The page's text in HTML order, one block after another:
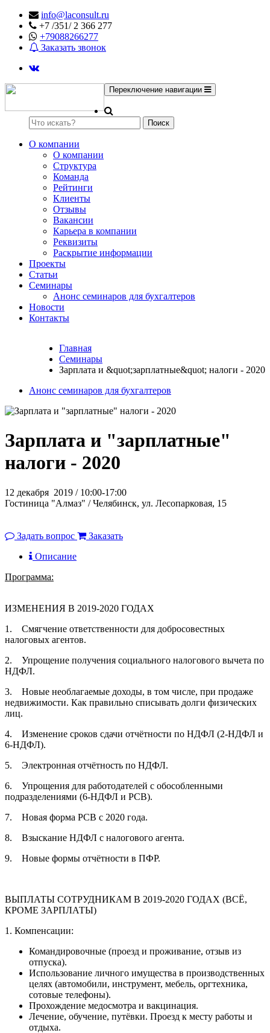
info@laconsult.ru
+7 /351/ 2 366 277
+79088266277
Заказать звонок
Переключение навигации
Поиск
О компании
О компании
Структура
Команда
Рейтинги
Клиенты
Отзывы
Вакансии
Карьера в компании
Реквизиты
Раскрытие информации
Проекты
Статьи
Семинары
Анонс семинаров для бухгалтеров
Новости
Контакты
Главная
Семинары
Зарплата и &quot;зарплатные&quot; налоги - 2020
Анонс семинаров для бухгалтеров
Зарплата и "зарплатные"
налоги - 2020
12 декабря 2019 / 10:00-17:00
Гостиница "Алмаз" / Челябинск, ул. Лесопарковая, 15
Задать вопрос
Заказать
Описание
Программа:
ИЗМЕНЕНИЯ В 2019-2020 ГОДАХ
1. Смягчение ответственности для добросовестных
налоговых агентов.
2. Упрощение получения социального налогового вычета по
НДФЛ.
3. Новые необлагаемые доходы, в том числе, при продаже
недвижимости. Как правильно списывать долги физических
лиц.
4. Изменение сроков сдачи отчётности по НДФЛ (2-НДФЛ и
6-НДФЛ).
5. Электронная отчётность по НДФЛ.
6. Упрощения для работодателей с обособленными
подразделениями (6-НДФЛ и РСВ).
7. Новая форма РСВ с 2020 года.
8. Взыскание НДФЛ с налогового агента.
9. Новые формы отчётности в ПФР.
ВЫПЛАТЫ СОТРУДНИКАМ В 2019-2020 ГОДАХ (ВСЁ,
КРОМЕ ЗАРПЛАТЫ)
1. Компенсации:
Командировочные (проезд и проживание, отзыв из
отпуска).
Использование личного имущества в производственных
целях (автомобили, инструмент, мебель, оргтехника,
сотовые телефоны).
Прохождение медосмотра и вакцинация.
Лечение, обучение, путёвки. Проезд к месту работы и
отдыха.